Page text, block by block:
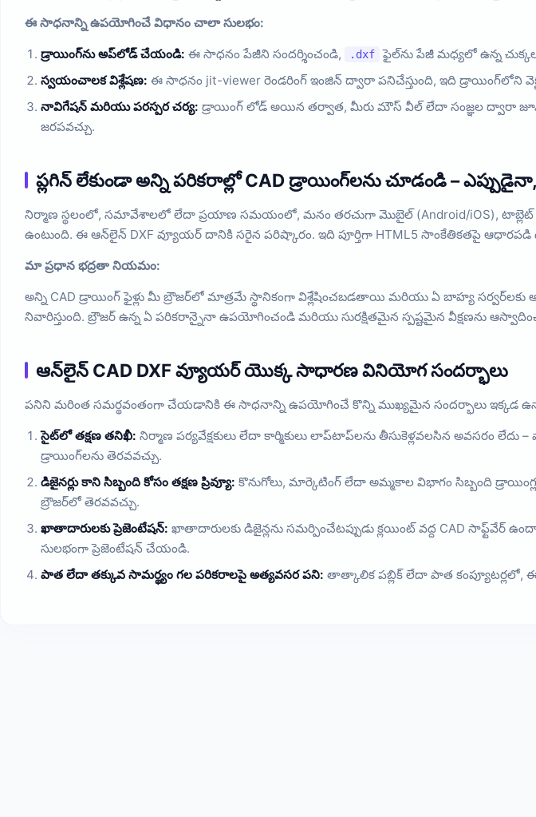
ఈ సాధనాన్ని ఉపయోగించే విధానం చాలా సులభం:
డ్రాయింగ్‌ను అప్‌లోడ్ చేయండి: ఈ సాధనం పేజీని సందర్శించండి, .dxf ఫైల్‌ను పేజీ మధ్యలో ఉన్న
స్వయంచాలక విశ్లేషణ: ఈ సాధనం jit-viewer రెండరింగ్ ఇంజిన్ ద్వారా పనిచేస్తుంది, ఇది డ్రాయింగ్‌లోని
నావిగేషన్ మరియు పరస్పర చర్య: డ్రాయింగ్ లోడ్ అయిన తర్వాత, మీరు మౌస్ వీల్ లేదా సంజ్ఞల ద్వారా
జరపవచ్చు.
ప్లగిన్ లేకుండా అన్ని పరికరాల్లో CAD డ్రాయింగ్‌లను చూడండి –
నిర్మాణ స్థలంలో, సమావేశాలలో లేదా ప్రయాణ సమయంలో, మనం తరచుగా మొబైల్ (Android/iOS), టాబ్లెట్
ఉంటుంది. ఈ ఆన్‌లైన్ DXF వ్యూయర్ దానికి సరైన పరిష్కారం. ఇది పూర్తిగా HTML5 సాంకేతికతపై ఆధారపడి
మా ప్రధాన భద్రతా నియమం:
అన్ని CAD డ్రాయింగ్ ఫైళ్లు మీ బ్రౌజర్‌లో మాత్రమే స్థానికంగా విశ్లేషించబడతాయి మరియు ఏ బాహ్య
నివారిస్తుంది. బ్రౌజర్ ఉన్న ఏ పరికరాన్నైనా ఉపయోగించండి మరియు సురక్షితమైన స్పష్టమైన వీక్షణను
ఆన్‌లైన్ CAD DXF వ్యూయర్ యొక్క సాధారణ వినియోగ సందర్భాలు
పనిని మరింత సమర్థవంతంగా చేయడానికి ఈ సాధనాన్ని ఉపయోగించే కొన్ని ముఖ్యమైన సందర్భాలు ఇక్కడ
సైట్‌లో తక్షణ తనిఖీ: నిర్మాణ పర్యవేక్షకులు లేదా కార్మికులు లాప్‌టాప్‌లను తీసుకెళ్లవలసిన
డ్రాయింగ్‌లను తెరవవచ్చు.
డిజైనర్లు కాని సిబ్బంది కోసం తక్షణ ప్రివ్యూ: కొనుగోలు, మార్కెటింగ్ లేదా అమ్మకాల విభాగం సిబ్బంది
బ్రౌజర్‌లో తెరవవచ్చు.
ఖాతాదారులకు ప్రెజెంటేషన్: ఖాతాదారులకు డిజైన్లను సమర్పించేటప్పుడు క్లయింట్ వద్ద CAD
సులభంగా ప్రెజెంటేషన్ చేయండి.
పాత లేదా తక్కువ సామర్థ్యం గల పరికరాలపై అత్యవసర పని: తాత్కాలిక పబ్లిక్ లేదా పాత కంప్యూటర్లలో,